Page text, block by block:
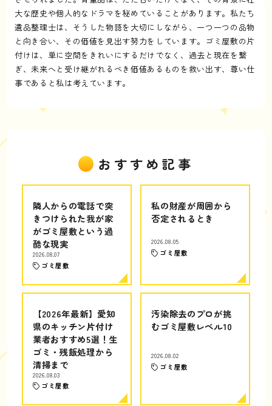
大な歴史や個人的なドラマを秘めていることがあります。私たち
遺品整理士は、そうした物語を大切にしながら、一つ一つの品物
と向き合い、その価値を見出す努力をしています。ゴミ屋敷の片
付けは、単に空間をきれいにするだけでなく、過去と現在を繋
ぎ、未来へと受け継がれるべき価値あるものを救い出す、尊い仕
事であると私は考えています。
おすすめ記事
隣人からの電話で突
きつけられた我が家
がゴミ屋敷という過
酷な現実
2026.08.07
ゴミ屋敷
私の財産が周囲から
否定されるとき
2026.08.05
ゴミ屋敷
【2026年最新】愛知
県のキッチン片付け
業者おすすめ5選！生
ゴミ・残飯処理から
清掃まで
2026.08.03
ゴミ屋敷
汚染除去のプロが挑
むゴミ屋敷レベル10
2026.08.02
ゴミ屋敷